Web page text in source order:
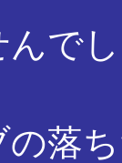
で
落